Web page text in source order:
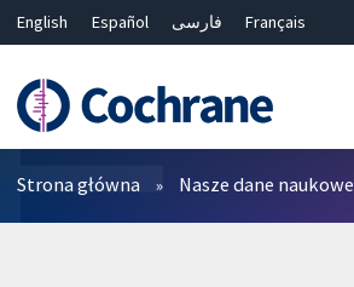
English Español فارسی
Français
Bahasa Malaysia
ไทย
繁體中文
简体中文
Filtry
Strona główna Nasze dane naukowe